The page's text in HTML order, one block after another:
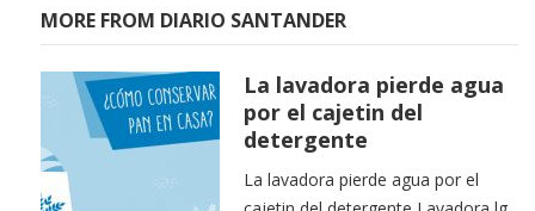
MORE FROM DIARIO SANTANDER
La lavadora pierde agua
por el cajetin del
detergente
La lavadora pierde agua por el